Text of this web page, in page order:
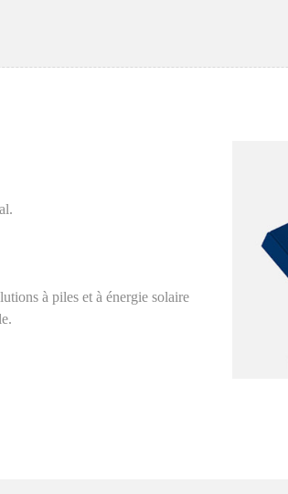
à piles et à énergie solaire